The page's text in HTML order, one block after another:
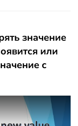
значение
или
с